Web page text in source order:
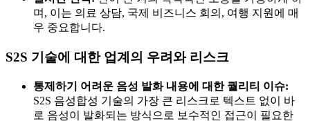
며, 이는 의료 상담, 국제 비즈니스 회의, 여행 지원에 매
우 중요합니다.
S2S 기술에 대한 업계의 우려와 리스크
통제하기 어려운 음성 발화 내용에 대한 퀄리티 이슈:
S2S 음성합성 기술의 가장 큰 리스크로 텍스트 없이 바
로 음성이 발화되는 방식으로 보수적인 접근이 필요한